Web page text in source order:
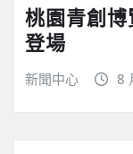
桃園青創
登場
新聞中心 8